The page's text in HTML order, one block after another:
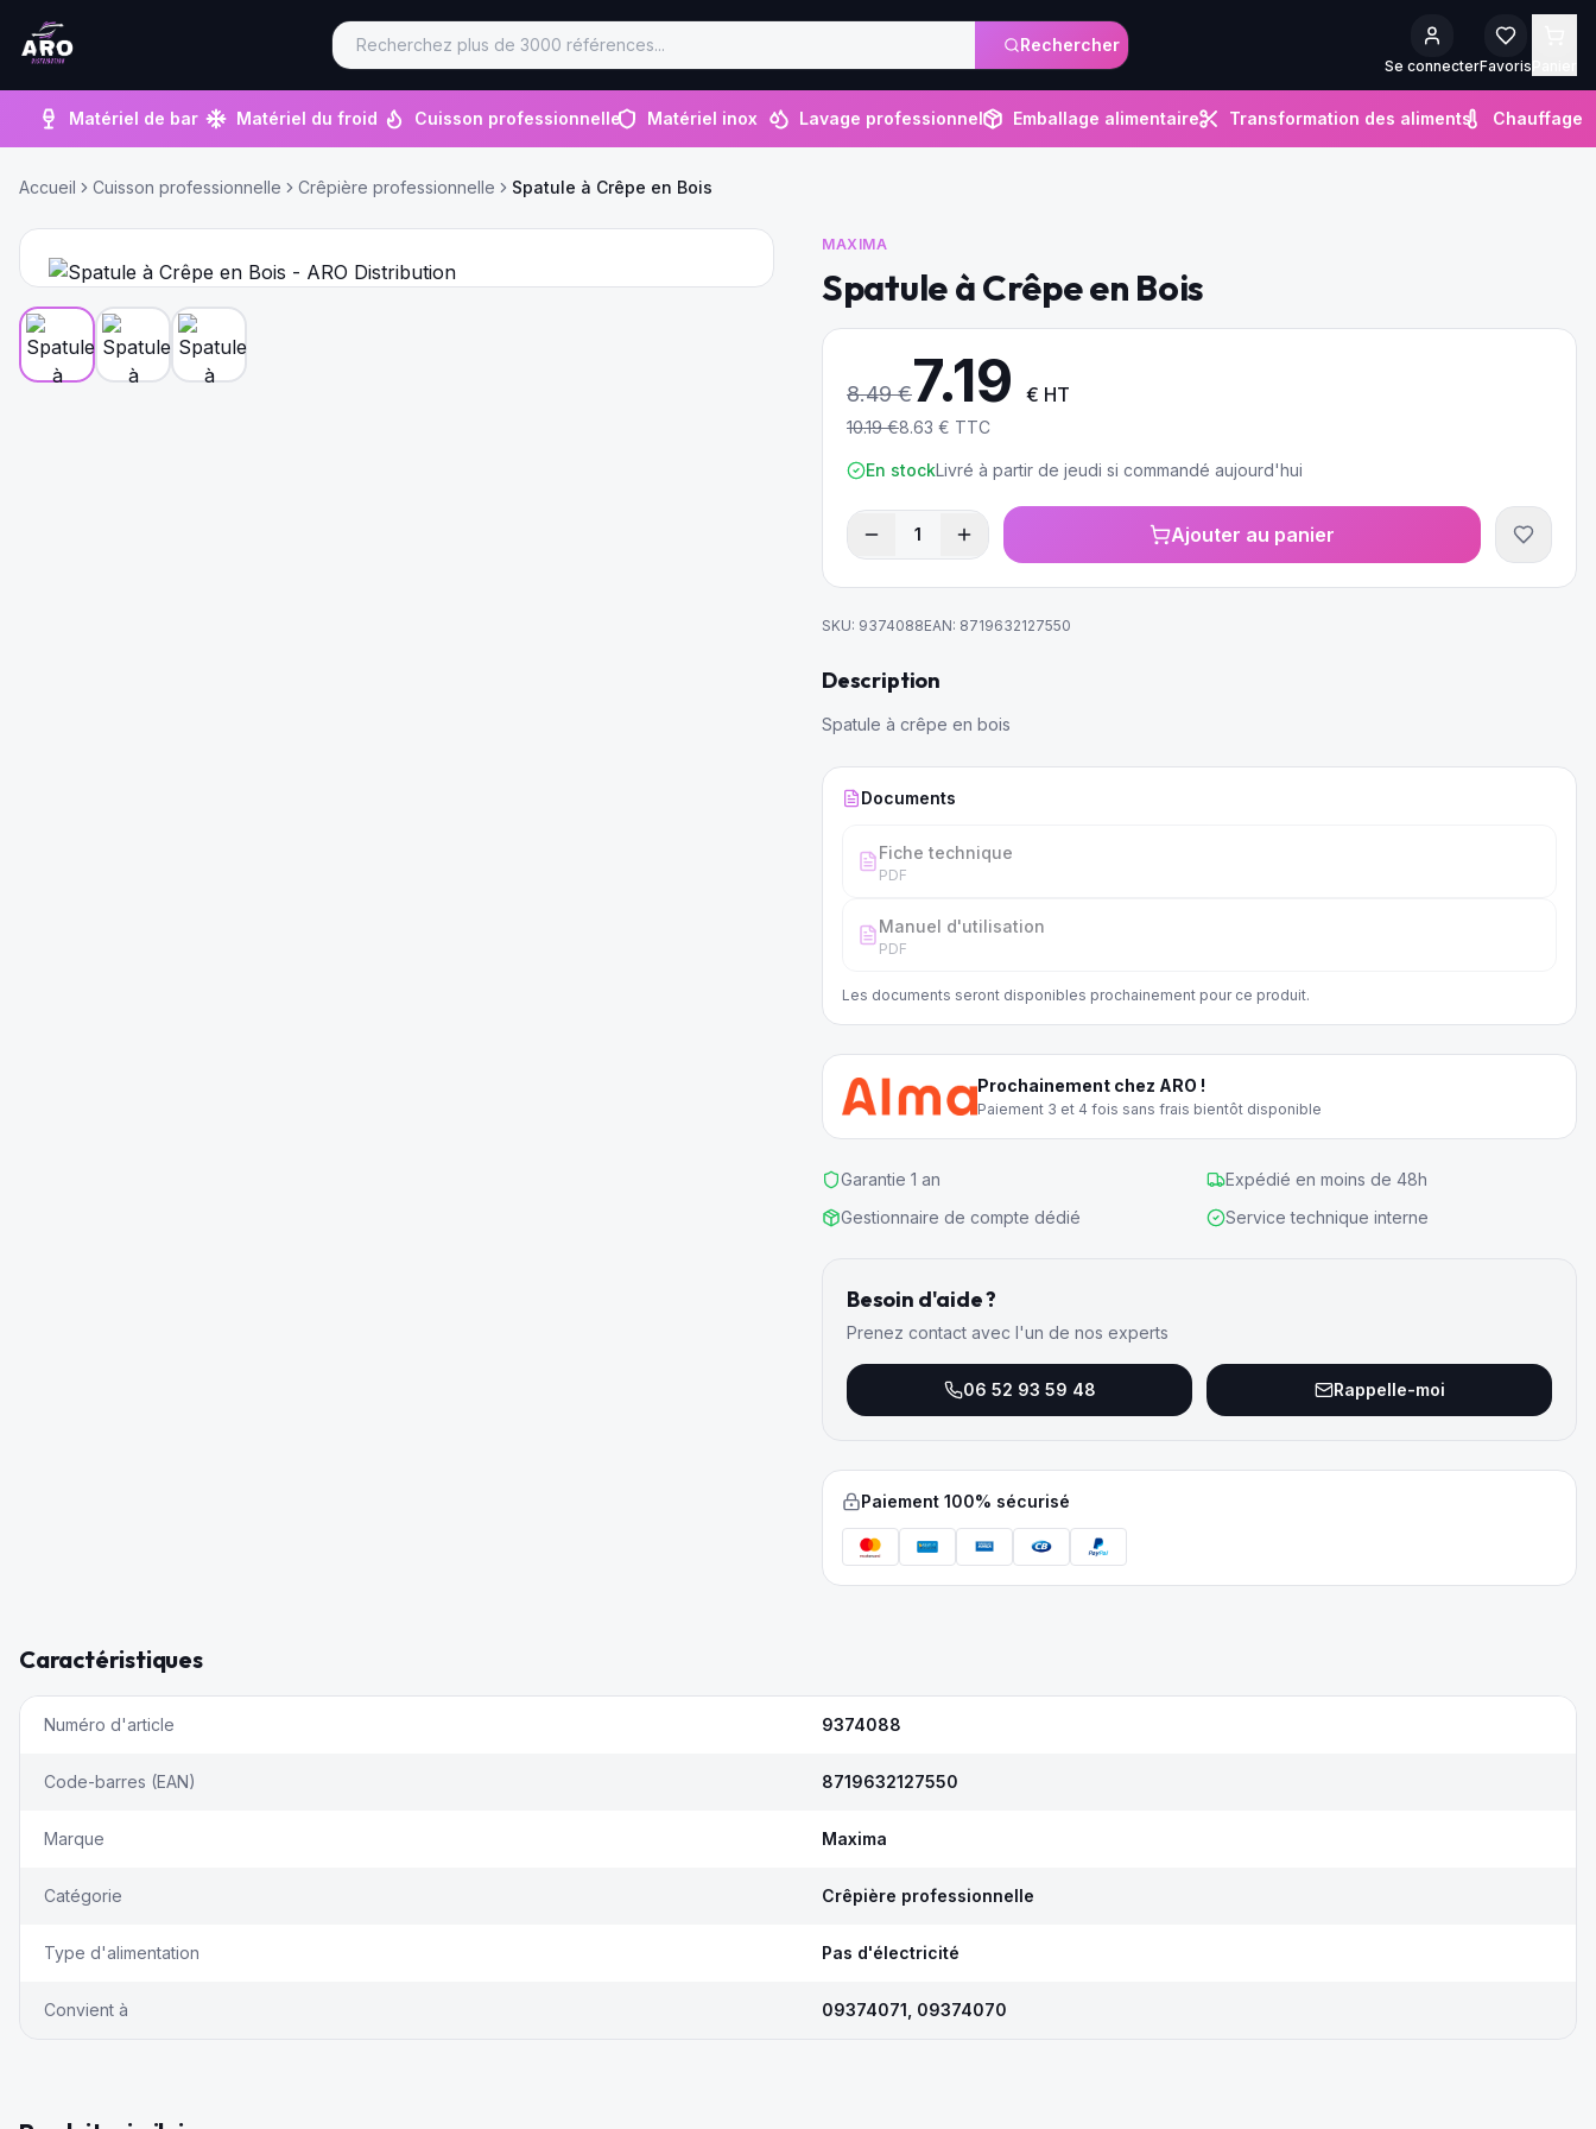
Rechercher
Se connecterFavoris
Matériel de bar Matériel du froid Cuisson professionnelle Matériel inox Lavage professionnel Emballage alimentaire Transformation des aliments Chauffage
Accueil Cuisson professionnelle Crêpière professionnelle Spatule à Crêpe en Bois
MAXIMA
Spatule à Crêpe en Bois
8.49€7.19 € HT
10.19€8.63 € TTC
En stockLivré à partir de jeudi si commandé aujourd'hui
1 Ajouter au panier
SKU: 9374088EAN: 8719632127550
Description
Spatule à crêpe en bois
Documents
Fiche technique
PDF
Manuel d'utilisation
PDF
Les documents seront disponibles prochainement pour ce produit.
Prochainement chez ARO !
Paiement 3 et 4 fois sans frais bientôt disponible
Garantie 1 an
Expédié en moins de 48h
Gestionnaire de compte dédié
Service technique interne
Besoin d'aide ?
Prenez contact avec l'un de nos experts
06 52 93 59 48 Rappelle-moi
Paiement 100% sécurisé
Caractéristiques
Numéro d'article 9374088
Code-barres (EAN) 8719632127550
Marque Maxima
Catégorie Crêpière professionnelle
Type d'alimentation Pas d'électricité
Convient à 09374071, 09374070